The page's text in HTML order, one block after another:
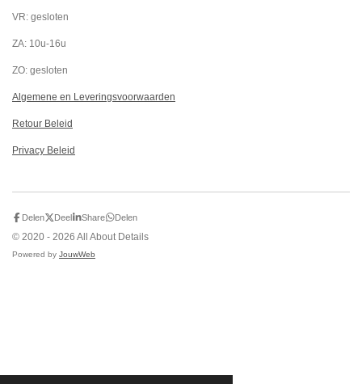
VR: gesloten
ZA: 10u-16u
ZO: gesloten
Algemene en Leveringsvoorwaarden
Retour Beleid
Privacy Beleid
Delen Deel Share Delen
© 2020 - 2026 All About Details
Powered by JouwWeb